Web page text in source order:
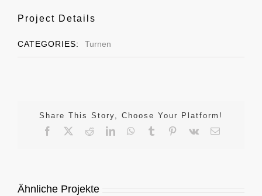
Project Details
CATEGORIES: Turnen
Share This Story, Choose Your Platform!
Facebook RedditLinkedInWhatsApp
Tumblr Pinterest
Vk
E-
Ähnliche Projekte